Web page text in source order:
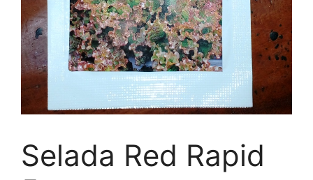
Selada Red Rapid